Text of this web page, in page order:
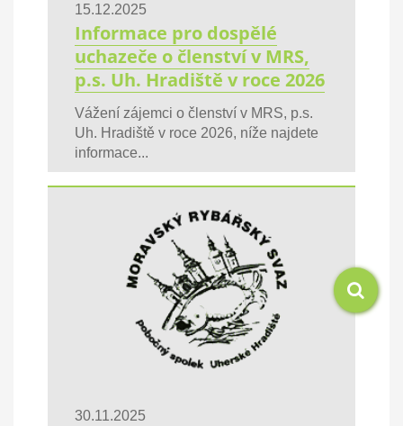
15.12.2025
Informace pro dospělé
uchazeče o členství v MRS,
p.s. Uh. Hradiště v roce 2026
Vážení zájemci o členství v MRS, p.s.
Uh. Hradiště v roce 2026, níže najdete
informace...
30.11.2025